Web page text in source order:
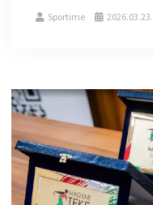
Sportime 2026.03.23.